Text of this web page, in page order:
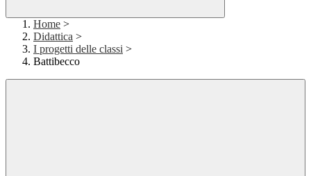
Home >
Didattica >
I progetti delle classi >
Battibecco